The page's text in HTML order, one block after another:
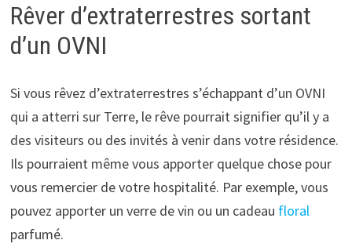
Rêver d’extraterrestres sortant
d’un OVNI
Si vous rêvez d’extraterrestres s’échappant d’un OVNI
qui a atterri sur Terre, le rêve pourrait signifier qu’il y a
des visiteurs ou des invités à venir dans votre résidence.
Ils pourraient même vous apporter quelque chose pour
vous remercier de votre hospitalité. Par exemple, vous
pouvez apporter un verre de vin ou un cadeau floral
parfumé.